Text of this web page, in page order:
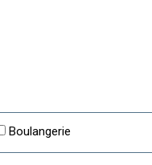
Boulangerie